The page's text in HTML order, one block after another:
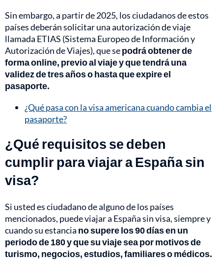
Sin embargo, a partir de 2025, los ciudadanos de estos
países deberán solicitar una autorización de viaje
llamada ETIAS (Sistema Europeo de Información y
Autorización de Viajes), que sepodrá obtener de
forma online, previo al viaje y que tendrá una
validez de tres años o hasta que expire el
pasaporte.
¿Qué pasa con la visa americana cuando cambia el
pasaporte?
¿Qué requisitos se deben
cumplir para viajar a España sin
visa?
Si usted es ciudadano de alguno de los países
mencionados, puede viajar a España sin visa, siempre y
cuando su estancia no supere los 90 días en un
periodo de 180 y que su viaje sea por motivos de
turismo, negocios, estudios, familiares o médicos.